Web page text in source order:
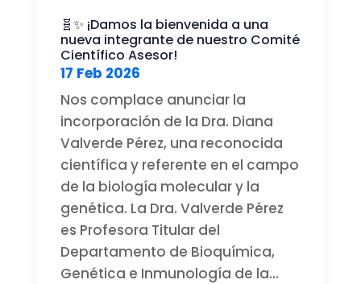
🧬✨ ¡Damos la bienvenida a una
nueva integrante de nuestro Comité
Científico Asesor!
17 Feb 2026
Nos complace anunciar la
incorporación de la Dra. Diana
Valverde Pérez, una reconocida
científica y referente en el campo
de la biología molecular y la
genética. La Dra. Valverde Pérez
es Profesora Titular del
Departamento de Bioquímica,
Genética e Inmunología de la...